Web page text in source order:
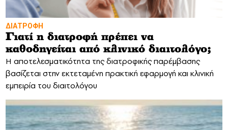
ΔΙΑΤΡΟΦΗ
Γιατί η διατροφή πρέπει να
καθοδηγείται από κλινικό διαιτολόγο;
Η αποτελεσματικότητα της διατροφικής παρέμβασης
βασίζεται στην εκτεταμένη πρακτική εφαρμογή και κλινική
εμπειρία του διαιτολόγου